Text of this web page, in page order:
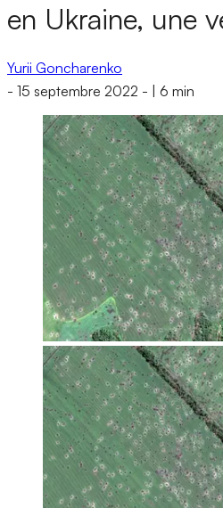
en Ukraine, une
Yurii Goncharenko
- 15 septembre 2022 - 6 min